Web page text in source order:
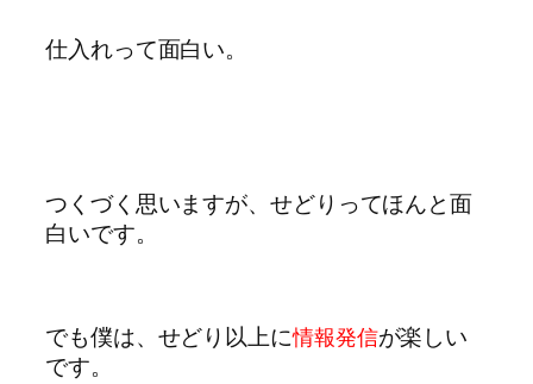
仕入れって面白い。
つくづく思いますが、せどりってほんと面
白いです。
でも僕は、せどり以上に情報発信が楽しい
です。